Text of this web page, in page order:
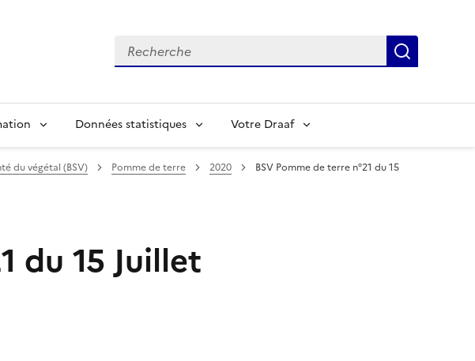
Recherche
Données statistiques Votre Draaf
du végétal (BSV) Pomme de terre 2020
BSV Pomme de terre n°21 du 15
du 15 Juillet